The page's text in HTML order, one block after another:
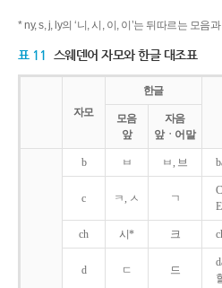
* ny, s, j, ly의 ‘니, 시, 이, 이’는 뒤따르는 모음
표 11 스웨덴어 자모와 한글 대조표
자모
한글
모음
앞
자음
앞ㆍ어말
b ㅂ ㅂ, 브
c ㅋ, ㅅ ㄱ
ch 시* 크
d ㄷ 드